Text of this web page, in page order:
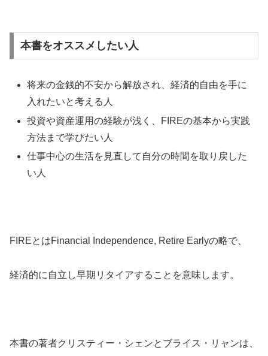
本書をオススメしたい人
将来の金銭的不安から解放され、経済的自由を手に
入れたいと考える人
投資や資産運用の経験が浅く、FIREの基本から実践
方法まで学びたい人
仕事中心の生活を見直して自分の時間を取り戻した
い人
FIREとはFinancial Independence, Retire Earlyの略で、
経済的に自立し早期リタイアすることを意味します。
本書の著者クリスティー・シェンとブライス・リャンは、